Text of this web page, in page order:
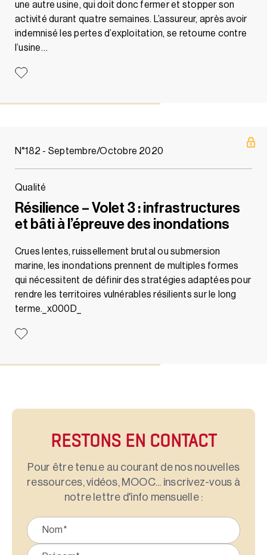
une autre usine, qui doit donc fermer et stopper son
activité durant quatre semaines. L’assureur, après avoir
indemnisé les pertes d’exploitation, se retourne contre
l’usine…
N°182 - Septembre/Octobre 2020
Qualité
Résilience – Volet 3 : infrastructures
et bâti à l’épreuve des inondations
Crues lentes, ruissellement brutal ou submersion
marine, les inondations prennent de multiples formes
qui nécessitent de définir des stratégies adaptées pour
rendre les territoires vulnérables résilients sur le long
terme._x000D_
RESTONS EN CONTACT
Pour être tenu.e au courant de nos nouvelles
ressources, vidéos, MOOC... inscrivez-vous à
notre lettre d'info mensuelle :